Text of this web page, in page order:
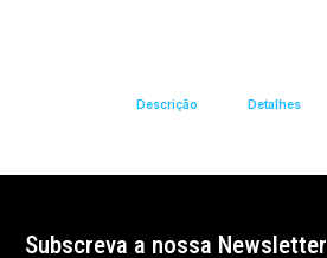
Descrição Detalhes
Subscreva a nossa Newsletter